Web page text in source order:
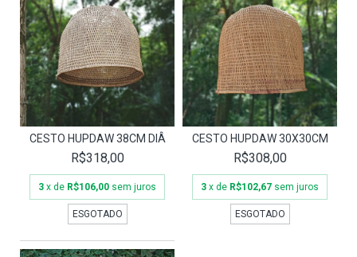
CESTO HUPDAW 38CM DIÂ
R$318,00
3 x de R$106,00 sem juros
ESGOTADO
CESTO HUPDAW 30X30CM
R$308,00
3 x de R$102,67 sem juros
ESGOTADO